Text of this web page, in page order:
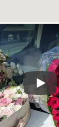
Xxx